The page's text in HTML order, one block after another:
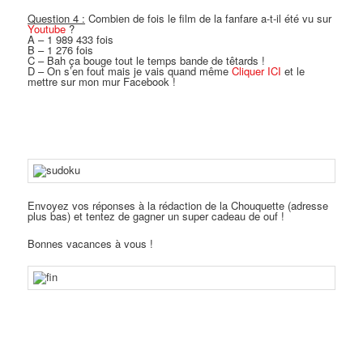
Question 4 : Combien de fois le film de la fanfare a-t-il été vu sur
Youtube?
A – 1 989 433 fois
B – 1 276 fois
C – Bah ça bouge tout le temps bande de têtards !
D – On s’en fout mais je vais quand mêmeCliquer ICI et le
mettre sur mon mur Facebook !
Envoyez vos réponses à la rédaction de la Chouquette (adresse
plus bas) et tentez de gagner un super cadeau de ouf !
Bonnes vacances à vous !